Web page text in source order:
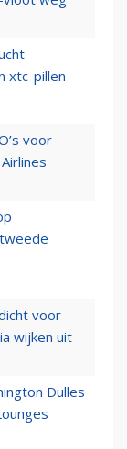
xtc-pillen
voor
voor
wijken uit
Dulles